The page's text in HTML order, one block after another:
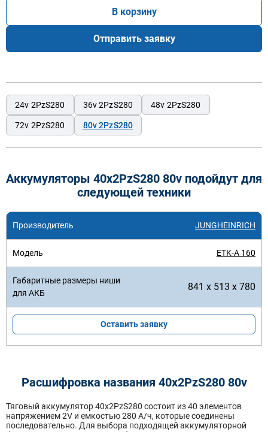
В корзину
Отправить заявку
24v 2PzS280 36v 2PzS280 48v 2PzS280
72v 2PzS280 80v 2PzS280
Аккумуляторы 40x2PzS280 80v подойдут для
следующей техники
JUNGHEINRICH
ETK-A 160
841 x 513 x 780
Оставить заявку
Расшифровка названия 40х2PzS280 80v
Тяговый аккумулятор 40x2PzS280 состоит из 40 элементов
напряжением 2V и емкостью 280 А/ч, которые соединены
последовательно. Для выбора подходящей аккумуляторной